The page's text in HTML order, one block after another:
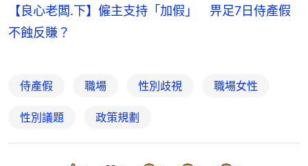
【良心老闆.下】僱主支持「加假」 畀足7日侍產假
不蝕反賺？
侍產假 職場 性別歧視 職場女性
性別議題 政策規劃